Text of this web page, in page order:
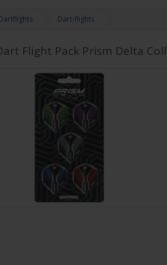
Dart-flights
Flight Pack Prism Delta